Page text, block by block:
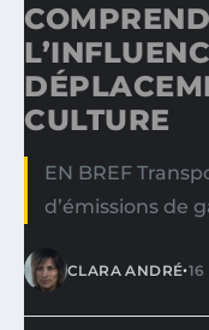
CULTURE
EN BREF
d’émissions de
CLARA ANDRÉ•